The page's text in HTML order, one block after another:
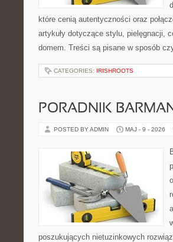
które cenią autentyczności oraz
artykuły dotyczące stylu, pielęgnacji,
domem. Treści są pisane w sposób
CATEGORIES: IRISHROOTS
PORADNIK
POSTED BY ADMIN MAJ - 9 - 2026
poszukujących nietuzinkowych